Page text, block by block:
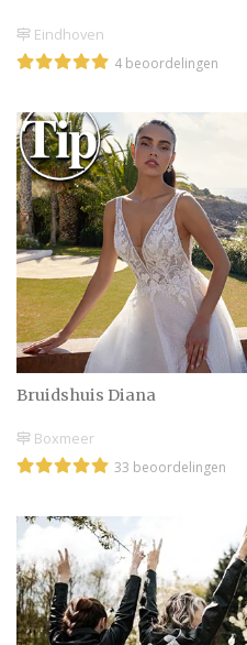
Eindhoven
4 beoordelingen
Bruidshuis Diana
Boxmeer
33 beoordelingen